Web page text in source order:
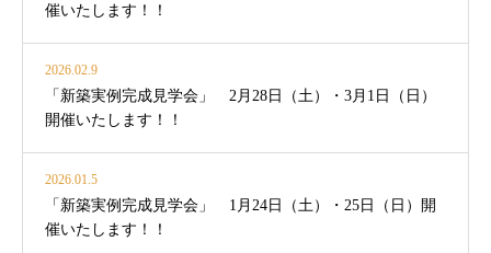
催いたします！！
2026.02.9
「新築実例完成見学会」 2月28日（土）・3月1日（日）
開催いたします！！
2026.01.5
「新築実例完成見学会」 1月24日（土）・25日（日）開
催いたします！！